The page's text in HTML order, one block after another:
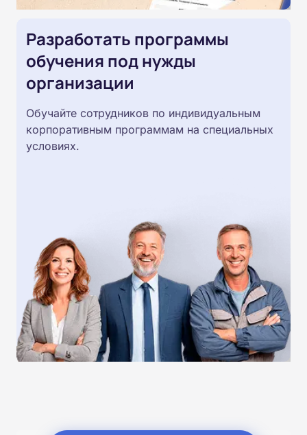
Разработать программы
обучения под нужды
организации
Обучайте сотрудников по индивидуальным
корпоративным программам на специальных
условиях.